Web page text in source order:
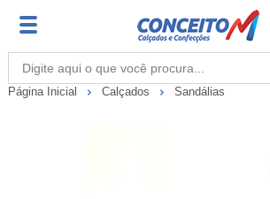
Página Inicial Calçados Sandálias